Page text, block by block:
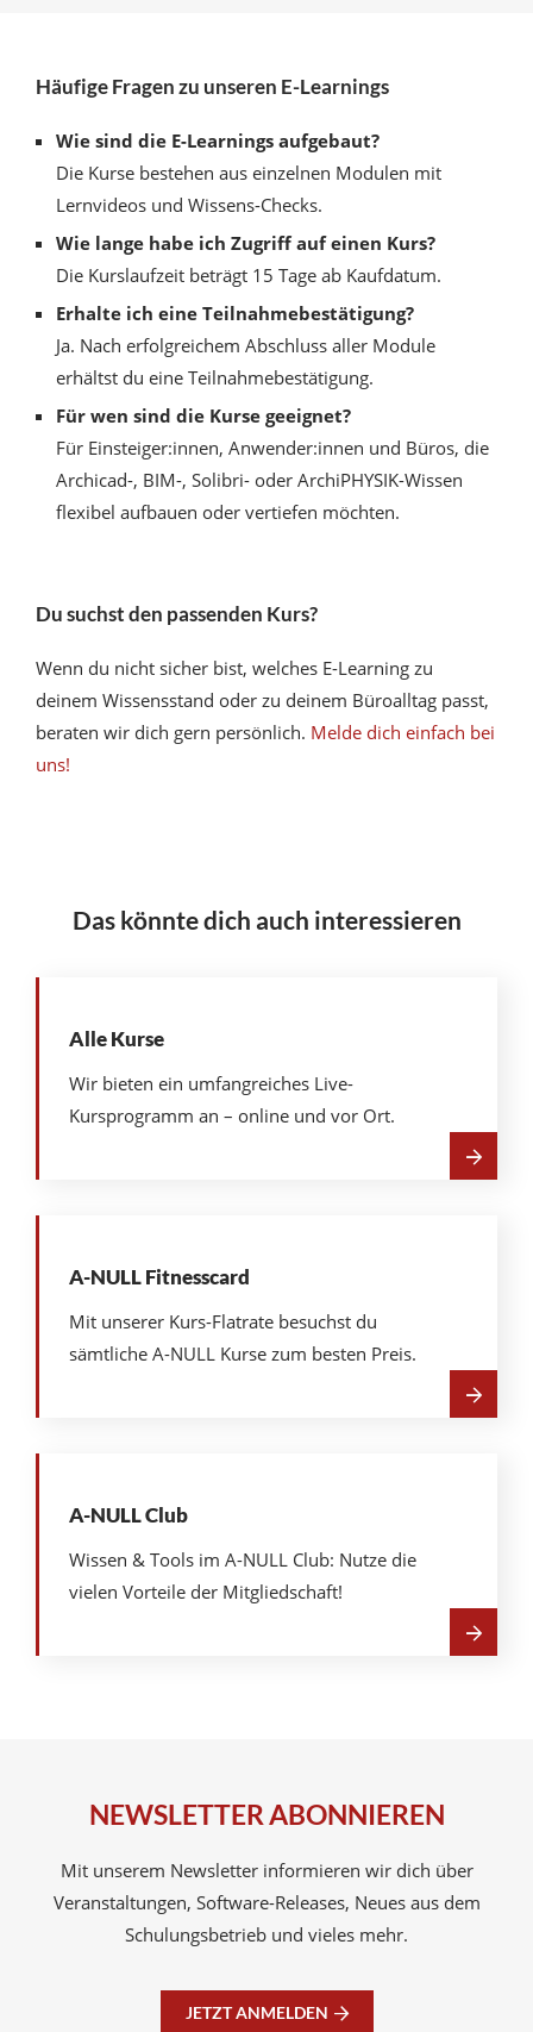
Häufige Fragen zu unseren E-Learnings
Wie sind die E-Learnings aufgebaut?
Die Kurse bestehen aus einzelnen Modulen mit
Lernvideos und Wissens-Checks.
Wie lange habe ich Zugriff auf einen Kurs?
Die Kurslaufzeit beträgt 15 Tage ab Kaufdatum.
Erhalte ich eine Teilnahmebestätigung?
Ja. Nach erfolgreichem Abschluss aller Module
erhältst du eine Teilnahmebestätigung.
Für wen sind die Kurse geeignet?
Für Einsteiger:innen, Anwender:innen und Büros, die
Archicad-, BIM-, Solibri- oder ArchiPHYSIK-Wissen
flexibel aufbauen oder vertiefen möchten.
Du suchst den passenden Kurs?
Wenn du nicht sicher bist, welches E-Learning zu
deinem Wissensstand oder zu deinem Büroalltag passt,
beraten wir dich gern persönlich. Melde dich einfach bei
uns!
Das könnte dich auch interessieren
Alle Kurse
Wir bieten ein umfangreiches Live-
Kursprogramm an – online und vor Ort.
A-NULL Fitnesscard
Mit unserer Kurs-Flatrate besuchst du
sämtliche A-NULL Kurse zum besten Preis.
A-NULL Club
Wissen & Tools im A-NULL Club: Nutze die
vielen Vorteile der Mitgliedschaft!
NEWSLETTER ABONNIEREN
Mit unserem Newsletter informieren wir dich über
Veranstaltungen, Software-Releases, Neues aus dem
Schulungsbetrieb und vieles mehr.
JETZT ANMELDEN